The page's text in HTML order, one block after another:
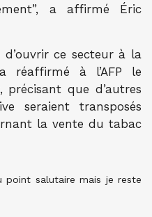
a affirmé Éric
d’ouvrir ce secteur à la
réaffirmé à l’AFP le
que d’autres
seraient transposés
la vente du tabac
point salutaire mais je reste